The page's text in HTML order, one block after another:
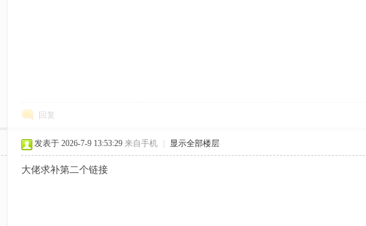
回复
发表于 2026-7-9 13:53:29 来自手机 显示全部楼层
大佬求补第二个链接